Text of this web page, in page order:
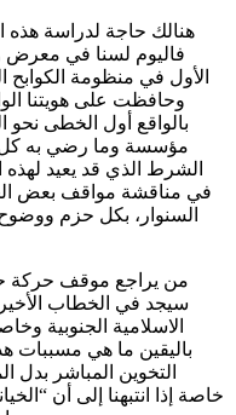
هنالك حاجة لدراسة هذه
فاليوم لسنا في معرض
الأول في منظومة الكوابح
وحافظت على هويتنا
بالواقع أول الخطى
مؤسسة وما رضي به
الشرط الذي قد يعيد
في مناقشة مواقف بعض
السنوار، بكل حزم
من يراجع موقف حركة
سيجد في الخطاب الأخير
الاسلامية الجنوبية
باليقين ما هي مسببات
التخوين المباشر بدل
خاصة إذا انتبهنا إلى أن